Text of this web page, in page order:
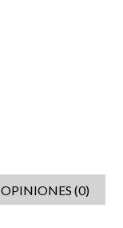
OPINIONES (0)